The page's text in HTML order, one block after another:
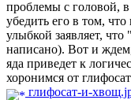
проблемы с головой,
убедить его в том,
улыбкой заявляет,
написано). Вот и
яда приведет к
хоронимся от
глифосат-и-